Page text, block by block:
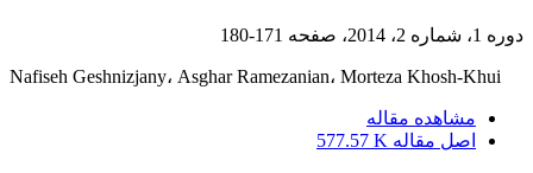
دوره 1، شماره 2، 2014، صفحه 171-180
Nafiseh Geshnizjany، Asghar Ramezanian، Morteza Khosh-Khui
مشاهده مقاله
اصل مقاله 577.57 K